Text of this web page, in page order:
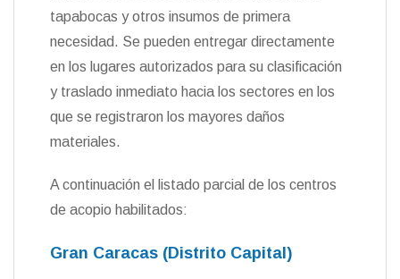
tapabocas y otros insumos de primera
necesidad. Se pueden entregar directamente
en los lugares autorizados para su clasificación
y traslado inmediato hacia los sectores en los
que se registraron los mayores daños
materiales.
A continuación el listado parcial de los centros
de acopio habilitados:
Gran Caracas (Distrito Capital)